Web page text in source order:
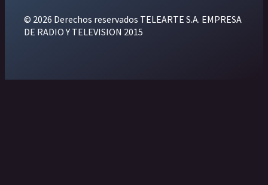
© 2026 Derechos reservados TELEARTE S.A. EMPRESA
DE RADIO Y TELEVISION 2015